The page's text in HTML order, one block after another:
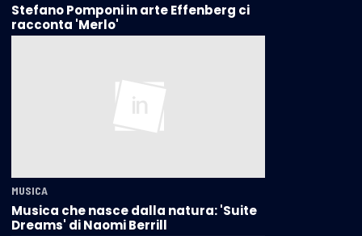
Stefano Pomponi in arte Effenberg ci
racconta 'Merlo'
MUSICA
Musica che nasce dalla natura: 'Suite
Dreams' di Naomi Berrill